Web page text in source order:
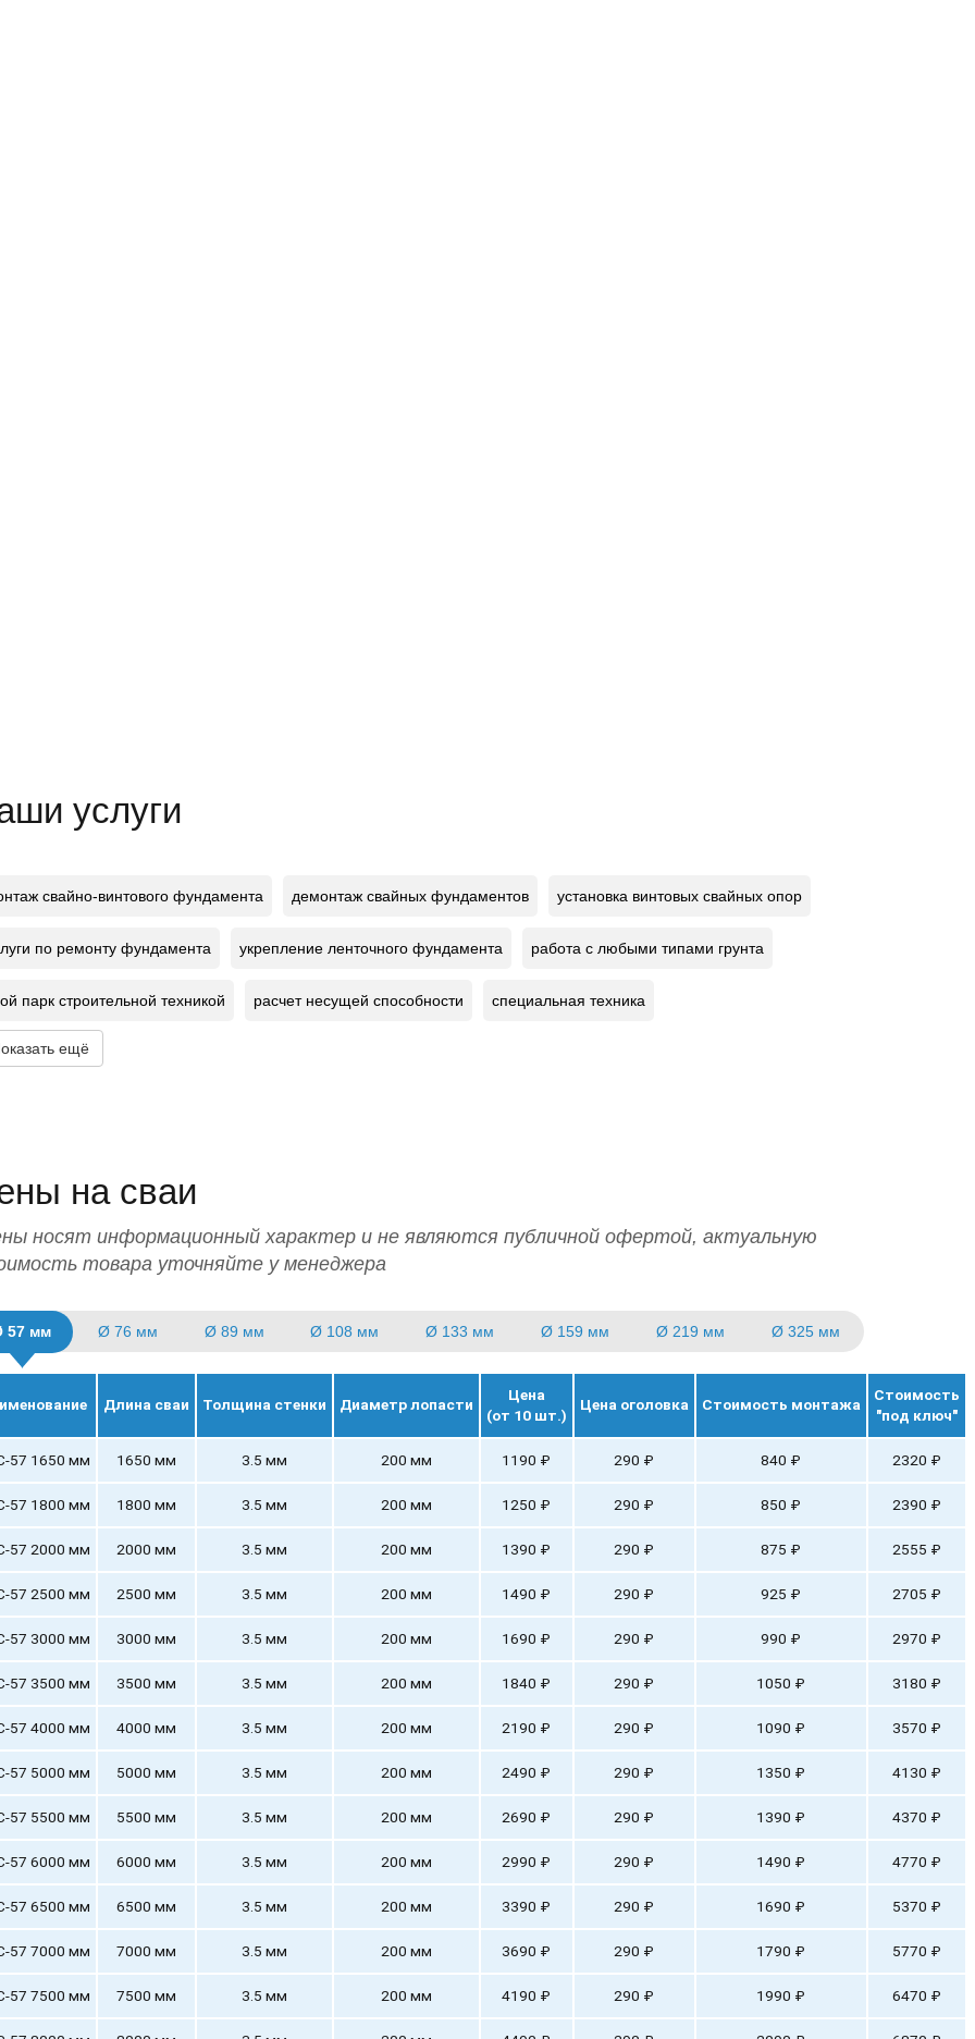
услуги
свайно-винтового фундамента демонтаж свайных фундаментов установка винтовых свайных опор
по ремонту фундамента укрепление ленточного фундамента работа с любыми типами грунта
парк строительной техникой расчет несущей способности специальная техника
уровня промерзания почвы
расчет стоимости ручной монтаж
ещё
на сваи
носят информационный характер и не являются публичной офертой, актуальную
товара уточняйте у менеджера
57 мм Ø 76 мм Ø 89 мм Ø 108 мм Ø 133 мм Ø 159 мм Ø 219 мм Ø 325 мм
Длина сваи Толщина стенки Диаметр лопасти
Цена
(от 10 шт.)
Цена оголовка Стоимость монтажа
Стоимость
"под ключ"
57 1650 мм 1650 мм 3.5 мм 200 мм 1190 ₽ 290 ₽ 840 ₽ 2320 ₽
57 1800 мм 1800 мм 3.5 мм 200 мм 1250 ₽ 290 ₽ 850 ₽ 2390 ₽
57 2000 мм 2000 мм 3.5 мм 200 мм 1390 ₽ 290 ₽ 875 ₽ 2555 ₽
57 2500 мм 2500 мм 3.5 мм 200 мм 1490 ₽ 290 ₽ 925 ₽ 2705 ₽
57 3000 мм 3000 мм 3.5 мм 200 мм 1690 ₽ 290 ₽ 990 ₽ 2970 ₽
57 3500 мм 3500 мм 3.5 мм 200 мм 1840 ₽ 290 ₽ 1050 ₽ 3180 ₽
57 4000 мм 4000 мм 3.5 мм 200 мм 2190 ₽ 290 ₽ 1090 ₽ 3570 ₽
57 5000 мм 5000 мм 3.5 мм 200 мм 2490 ₽ 290 ₽ 1350 ₽ 4130 ₽
57 5500 мм 5500 мм 3.5 мм 200 мм 2690 ₽ 290 ₽ 1390 ₽ 4370 ₽
57 6000 мм 6000 мм 3.5 мм 200 мм 2990 ₽ 290 ₽ 1490 ₽ 4770 ₽
57 6500 мм 6500 мм 3.5 мм 200 мм 3390 ₽ 290 ₽ 1690 ₽ 5370 ₽
57 7000 мм 7000 мм 3.5 мм 200 мм 3690 ₽ 290 ₽ 1790 ₽ 5770 ₽
57 7500 мм 7500 мм 3.5 мм 200 мм 4190 ₽ 290 ₽ 1990 ₽ 6470 ₽